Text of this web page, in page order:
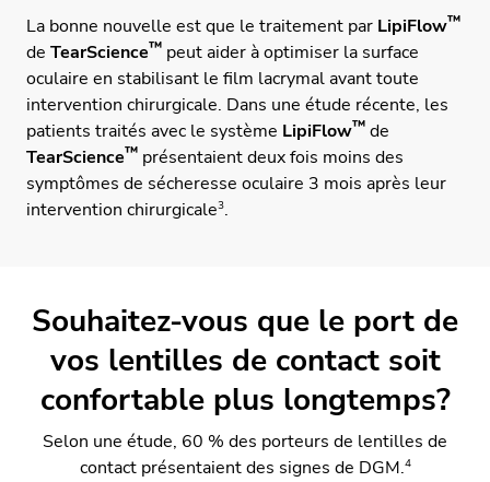
La bonne nouvelle est que le traitement par LipiFlow™
de TearScience™ peut aider à optimiser la surface
oculaire en stabilisant le film lacrymal avant toute
intervention chirurgicale. Dans une étude récente, les
patients traités avec le système LipiFlow™ de
TearScience™ présentaient deux fois moins des
symptômes de sécheresse oculaire 3 mois après leur
intervention chirurgicale3.
Souhaitez-vous que le port de
vos lentilles de contact soit
confortable plus longtemps?
Selon une étude, 60 % des porteurs de lentilles de
contact présentaient des signes de DGM.4